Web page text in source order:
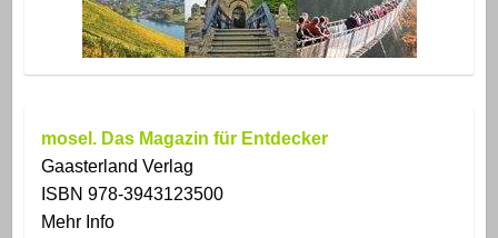
mosel. Das Magazin für Entdecker
Gaasterland Verlag
ISBN 978-3943123500
Mehr Info